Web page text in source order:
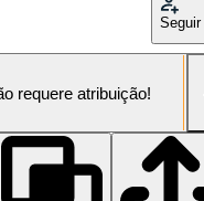
Seguir
requere atribuição!